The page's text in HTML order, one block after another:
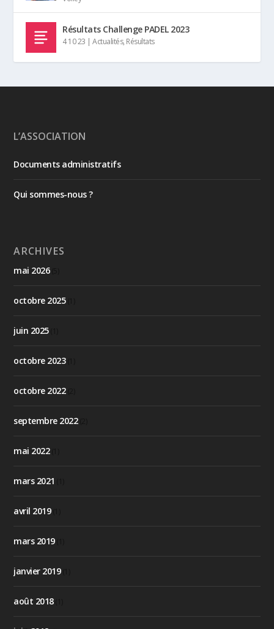
Résultats Challenge PADEL 2023
4 10 23 |Actualités, Résultats
L’ASSOCIATION
Documents administratifs
Qui sommes-nous ?
ARCHIVES
mai 2026(5)
octobre 2025(1)
juin 2025(1)
octobre 2023(1)
octobre 2022(2)
septembre 2022(2)
mai 2022(1)
mars 2021
avril 2019(1)
mars 2019(1)
janvier 2019(1)
août 2018(1)